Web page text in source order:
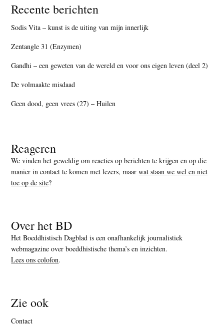
Recente berichten
Sodis Vita – kunst is de uiting van mijn innerlijk
Zentangle 31 (Enzymen)
Gandhi – een geweten van de wereld en voor ons eigen leven (deel 2)
De volmaakte misdaad
Geen dood, geen vrees (27) – Huilen
Reageren
We vinden het geweldig om reacties op berichten te krijgen en op die
manier in contact te komen met lezers, maarwat staan we wel en niet
toe op de site?
Over het BD
Het Boeddhistisch Dagblad is een onafhankelijk journalistiek
webmagazine over boeddhistische thema’s en inzichten.
Lees ons colofon.
Zie ook
Contact